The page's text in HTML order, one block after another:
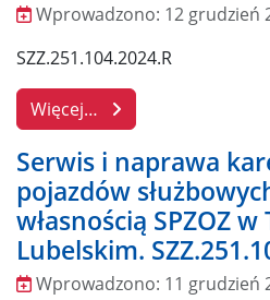
Wprowadzono
Wprowadzono: 12 grudzień
SZZ.251.104.2024.R
Więcej…
Serwis i naprawa
pojazdów
własnością SPZOZ
Lubelskim.
Wprowadzono: 11 grudzień